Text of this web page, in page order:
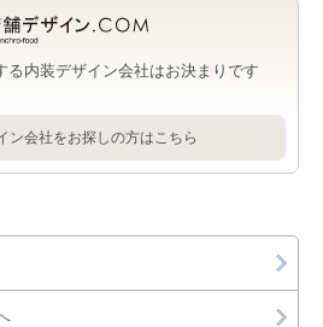
る内装デザイン会社はお決まりです
ン会社をお探しの方はこちら